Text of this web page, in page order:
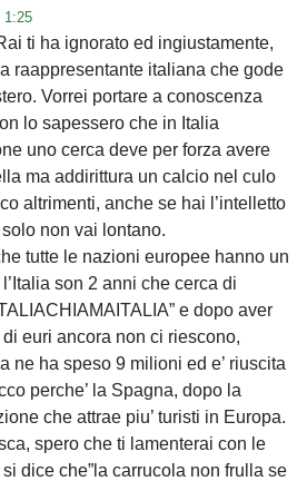
1:25
ti ha ignorato ed ingiustamente,
raappresentante italiana che gode
Vorrei portare a conoscenza
lo sapessero che in Italia
uno cerca deve per forza avere
ma addirittura un calcio nel culo
altrimenti, anche se hai l’intelletto
non vai lontano.
tutte le nazioni europee hanno un
son 2 anni che cerca di
e dopo aver
euri ancora non ci riescono,
ne ha speso 9 milioni ed e’ riuscita
perche’ la Spagna, dopo la
che attrae piu’ turisti in Europa.
spero che ti lamenterai con le
si dice che”la carrucola non frulla se